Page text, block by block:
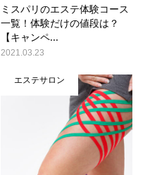
ミスパリのエステ体験コース
一覧！体験だけの値段は？
【キャンペ...
2021.03.23
エステサロン